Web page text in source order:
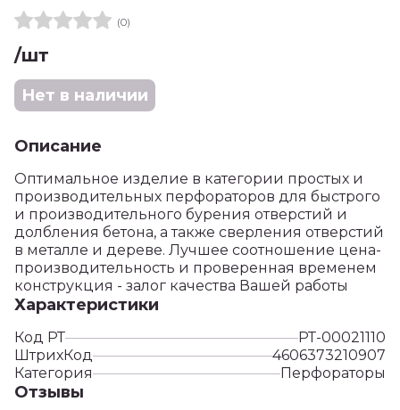
(0)
/шт
Нет в наличии
Описание
Оптимальное изделие в категории простых и
производительных перфораторов для быстрого
и производительного бурения отверстий и
долбления бетона, а также сверления отверстий
в металле и дереве. Лучшее соотношение цена-
производительность и проверенная временем
конструкция - залог качества Вашей работы
Характеристики
Код РТ
РТ-00021110
ШтрихКод
4606373210907
Категория
Перфораторы
Отзывы